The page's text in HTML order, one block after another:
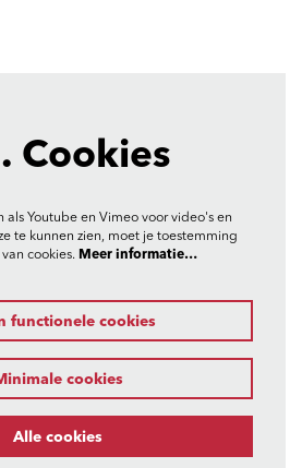
Cookies
Youtube en Vimeo voor video's en
te kunnen zien, moet je toestemming
cookies. Meer informatie…
functionele cookies
cookies
Alle cookies